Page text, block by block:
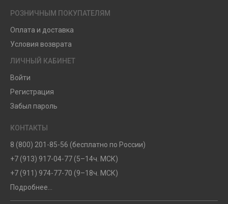
РОЗНИЧНЫМ ПОКУПАТЕЛЯМ
Оплата и доставка
Условия возврата
ЛИЧНЫЙ КАБИНЕТ
Войти
Регистрация
Забыл пароль
КОНТАКТЫ
8 (800) 201-85-56 (бесплатно по России)
+7 (913) 917-04-77 (5–14ч. МСК)
+7 (911) 974-77-70 (9–18ч. МСК)
Подробнее...